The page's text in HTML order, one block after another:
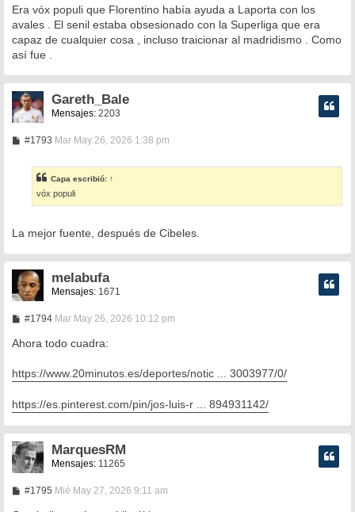
n
s
a
j
Era vóx populi que Florentino había ayuda a Laporta con los
avales . El senil estaba obsesionado con la Superliga que era
capaz de cualquier cosa , incluso traicionar al madridismo . Como
así fue .
Gareth_Bale
Mensajes: 2203
#1793M
a
j
e
Mar May 26, 2026 1:38 pm
Capa escribió: ↑
vóx populi
La mejor fuente, después de Cibeles.
melabufa
Mensajes: 1671
#1794M
n
j
e
Mar May 26, 2026 10:12 pm
Ahora todo cuadra:
https://www.20minutos.es/deportes/notic ... 3003977/0/
https://es.pinterest.com/pin/jos-luis-r ... 894931142/
MarquesRM
Mensajes: 11265
#1795MMié May 27, 2026 9:11 am